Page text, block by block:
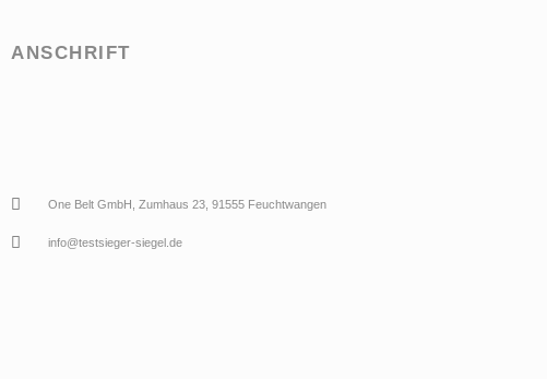
ANSCHRIFT
One Belt GmbH, Zumhaus 23, 91555 Feuchtwangen
info@testsieger-siegel.de